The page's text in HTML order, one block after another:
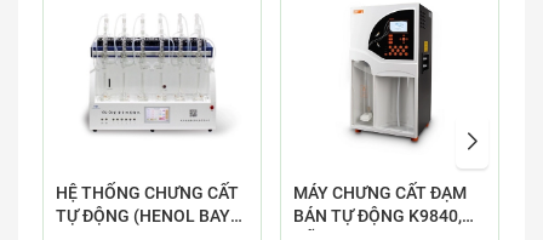
HỆ THỐNG CHƯNG CẤT
TỰ ĐỘNG (HENOL BAY
MÁY CHƯNG CẤT ĐẠM
BÁN TỰ ĐỘNG K9840,